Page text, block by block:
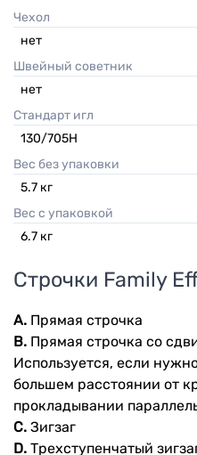
Чехол
нет
Швейный советник
нет
Стандарт игл
130/705H
Вес без упаковки
5.7 кг
Вес с упаковкой
6.7 кг
Строчки Family
A. Прямая строчка
B. Прямая строчка со
Используется, если
большем расстоянии от
прокладывании
C. Зигзаг
D. Трехступенчатый